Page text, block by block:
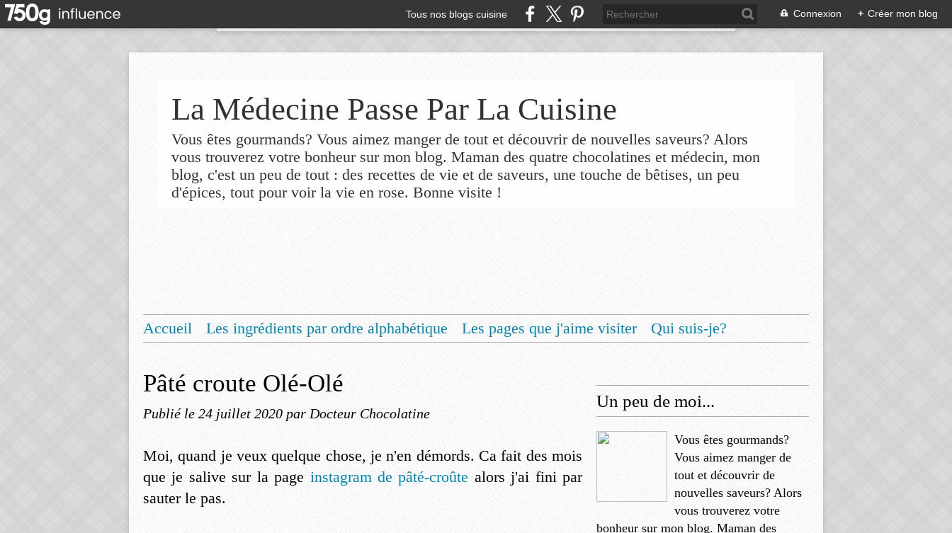
Tous nos blogs cuisine Connexion + Créer mon blog
La Médecine Passe Par La Cuisine
Vous êtes gourmands? Vous aimez manger de tout et découvrir de nouvelles saveurs? Alors
vous trouverez votre bonheur sur mon blog. Maman des quatre chocolatines et médecin, mon
blog, c'est un peu de tout : des recettes de vie et de saveurs, une touche de bêtises, un peu
d'épices, tout pour voir la vie en rose. Bonne visite !
Accueil Les ingrédients par ordre alphabétique Les pages que j'aime visiter
Qui suis-je?
Pâté croute Olé-Olé
Publié le 24 juillet 2020 par Docteur Chocolatine
Moi, quand je veux quelque chose, je n'en démords. Ca fait des mois
que je salive sur la page instagram de pâté-croûte alors j'ai fini par
sauter le pas.
Un peu de moi...
Vous êtes gourmands?
Vous aimez manger de
tout et découvrir de
nouvelles saveurs? Alors
vous trouverez votre
bonheur sur mon blog. Maman des